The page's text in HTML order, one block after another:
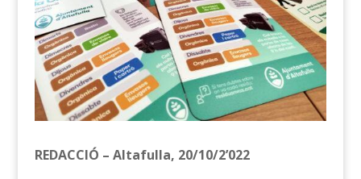
REDACCIÓ – Altafulla, 20/10/2’022